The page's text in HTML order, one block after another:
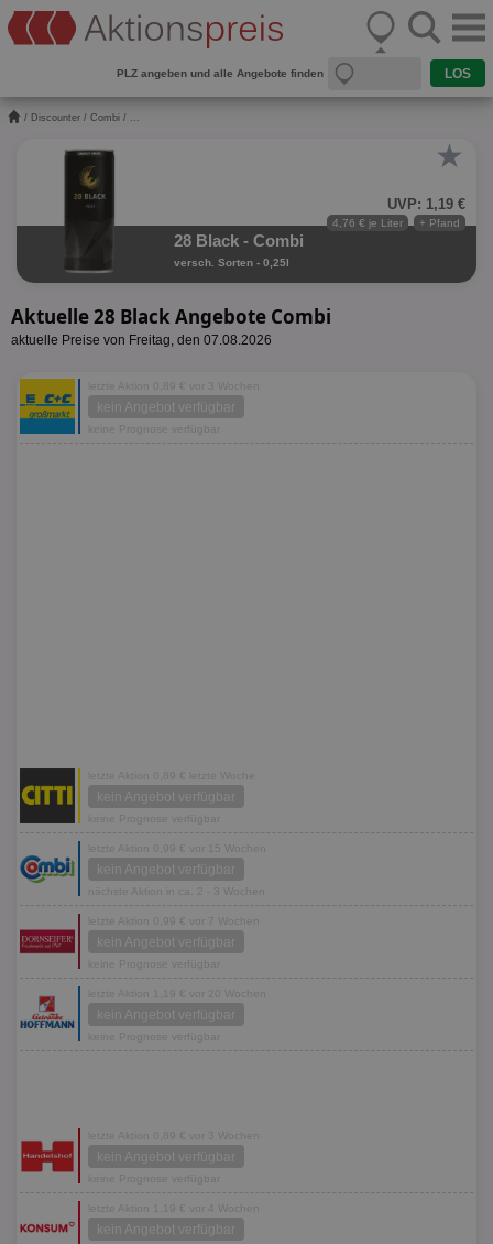
PLZ angeben und alle Angebote finden
/ Discounter / Combi / ...
★
UVP: 1,19 €
+ Pfand
4,76 € je Liter
28 Black - Combi
versch. Sorten - 0,25l
Aktuelle 28 Black Angebote Combi
aktuelle Preise von Freitag, den 07.08.2026
letzte Aktion 0,89 € vor 3 Wochen
kein Angebot verfügbar
keine Prognose verfügbar
letzte Aktion 0,89 € letzte Woche
kein Angebot verfügbar
keine Prognose verfügbar
letzte Aktion 0,99 € vor 15 Wochen
kein Angebot verfügbar
nächste Aktion in ca. 2 - 3 Wochen
letzte Aktion 0,99 € vor 7 Wochen
kein Angebot verfügbar
keine Prognose verfügbar
letzte Aktion 1,19 € vor 20 Wochen
kein Angebot verfügbar
keine Prognose verfügbar
letzte Aktion 0,89 € vor 3 Wochen
kein Angebot verfügbar
keine Prognose verfügbar
letzte Aktion 1,19 € vor 4 Wochen
kein Angebot verfügbar